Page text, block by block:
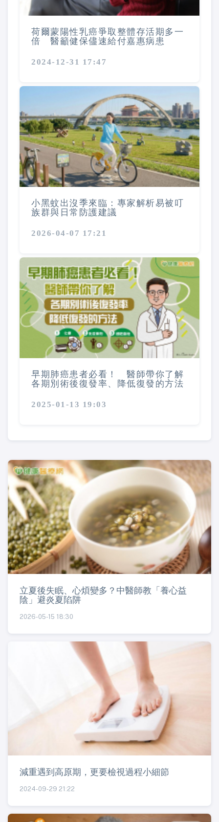
荷爾蒙陽性乳癌爭取整體存活期多一
倍 醫籲健保儘速給付嘉惠病患
2024-12-31 17:47
小黑蚊出沒季來臨：專家解析易被叮
族群與日常防護建議
2026-04-07 17:21
早期肺癌患者必看！ 醫師帶你了解
各期別術後復發率、降低復發的方法
2025-01-13 19:03
立夏後失眠、心煩變多？中醫師教「養心益
陰」避炎夏陷阱
2026-05-15 18:30
減重遇到高原期，更要檢視過程小細節
2024-09-29 21:22